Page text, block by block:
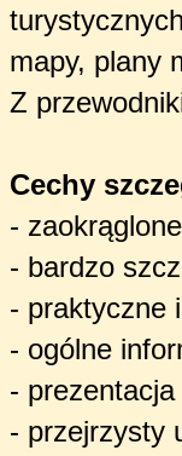
mapy, plany
Z
Cechy
-
- bardzo
- praktyczne
- ogólne
-
- przejrzysty